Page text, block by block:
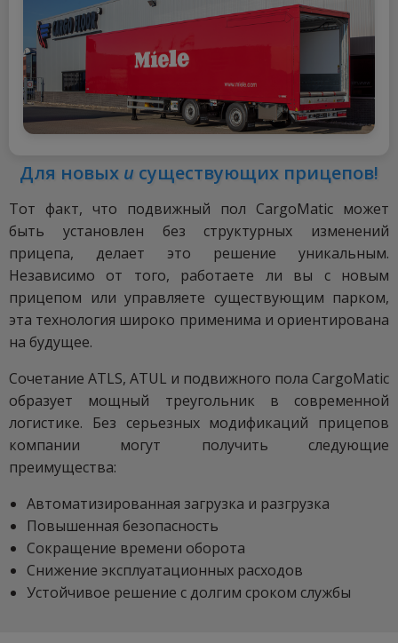
Для новых и существующих прицепов!
Тот факт, что подвижный пол CargoMatic может
быть установлен без структурных изменений
прицепа, делает это решение уникальным.
Независимо от того, работаете ли вы с новым
прицепом или управляете существующим парком,
эта технология широко применима и ориентирована
на будущее.
Сочетание ATLS, ATUL и подвижного пола CargoMatic
образует мощный треугольник в современной
логистике. Без серьезных модификаций прицепов
компании могут получить следующие
преимущества:
Автоматизированная загрузка и разгрузка
Повышенная безопасность
Сокращение времени оборота
Снижение эксплуатационных расходов
Устойчивое решение с долгим сроком службы